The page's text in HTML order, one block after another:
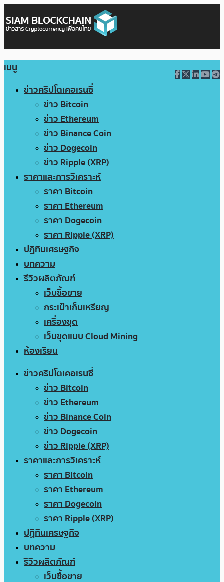
เมนู
ข่าวคริปโตเคอเรนซี่
ข่าว Bitcoin
ข่าว Ethereum
ข่าว Binance Coin
ข่าว Dogecoin
ข่าว Ripple (XRP)
ราคาและการวิเคราะห์
ราคา Bitcoin
ราคา Ethereum
ราคา Dogecoin
ราคา Ripple (XRP)
ปฏิทินเศรษฐกิจ
บทความ
รีวิวผลิตภัณฑ์
เว็บซื้อขาย
กระเป๋าเก็บเหรียญ
เครื่องขุด
เว็บขุดแบบ Cloud Mining
ห้องเรียน
ข่าวคริปโตเคอเรนซี่
ข่าว Bitcoin
ข่าว Ethereum
ข่าว Binance Coin
ข่าว Dogecoin
ข่าว Ripple (XRP)
ราคาและการวิเคราะห์
ราคา Bitcoin
ราคา Ethereum
ราคา Dogecoin
ราคา Ripple (XRP)
ปฏิทินเศรษฐกิจ
บทความ
รีวิวผลิตภัณฑ์
เว็บซื้อขาย